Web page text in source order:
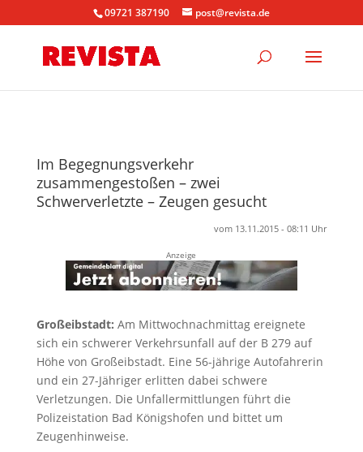
09721 387190 post@revista.de
Im Begegnungsverkehr
zusammengestoßen – zwei
Schwerverletzte – Zeugen gesucht
vom 13.11.2015 - 08:11 Uhr
Anzeige
Großeibstadt: Am Mittwochnachmittag ereignete
sich ein schwerer Verkehrsunfall auf der B 279 auf
Höhe von Großeibstadt. Eine 56-jährige Autofahrerin
und ein 27-Jähriger erlitten dabei schwere
Verletzungen. Die Unfallermittlungen führt die
Polizeistation Bad Königshofen und bittet um
Zeugenhinweise.